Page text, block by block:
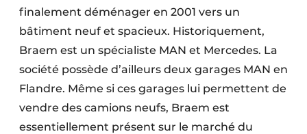
Rénovation
Sécurité incendie
Software
finalement déménager en 2001 vers un
bâtiment neuf et spacieux. Historiquement,
Braem est un spécialiste MAN et Mercedes. La
société possède d’ailleurs deux garages MAN en
Flandre. Même si ces garages lui permettent de
vendre des camions neufs, Braem est
essentiellement présent sur le marché du